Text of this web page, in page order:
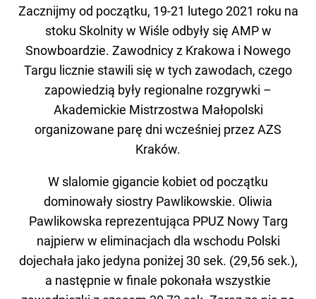
Zacznijmy od początku, 19-21 lutego 2021 roku na
stoku Skolnity w Wiśle odbyły się AMP w
Snowboardzie. Zawodnicy z Krakowa i Nowego
Targu licznie stawili się w tych zawodach, czego
zapowiedzią były regionalne rozgrywki –
Akademickie Mistrzostwa Małopolski
organizowane parę dni wcześniej przez AZS
Kraków.
W slalomie gigancie kobiet od początku
dominowały siostry Pawlikowskie. Oliwia
Pawlikowska reprezentująca PPUZ Nowy Targ
najpierw w eliminacjach dla wschodu Polski
dojechała jako jedyna poniżej 30 sek. (29,56 sek.),
a następnie w finale pokonała wszystkie